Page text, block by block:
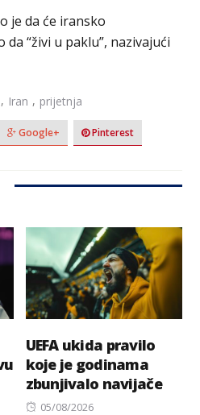
je da će iransko
“živi u paklu”, nazivajući
, Iran , prijetnja
Google+ Pinterest
UEFA ukida pravilo
koje je godinama
zbunjivalo navijače
Posted
05/08/2026